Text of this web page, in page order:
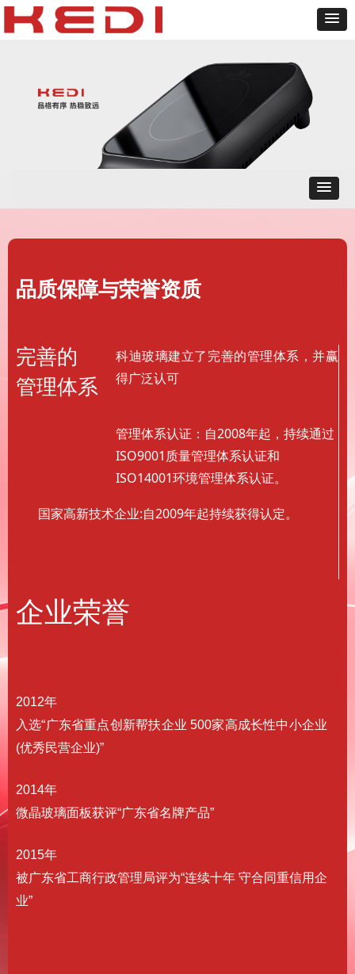
品质保障与荣誉资质
完善的
管理体系
科迪玻璃建立了完善的管理体系，并赢
得广泛认可
管理体系认证：自2008年起，持续通过
ISO9001质量管理体系认证和
ISO14001环境管理体系认证。
国家高新技术企业:自2009年起持续获得认定。
企业荣誉
2012年
入选“广东省重点创新帮扶企业 500家高成长性中小企业
(优秀民营企业)”
2014年
微晶玻璃面板获评“广东省名牌产品”
2015年
被广东省工商行政管理局评为“连续十年 守合同重信用企
业”